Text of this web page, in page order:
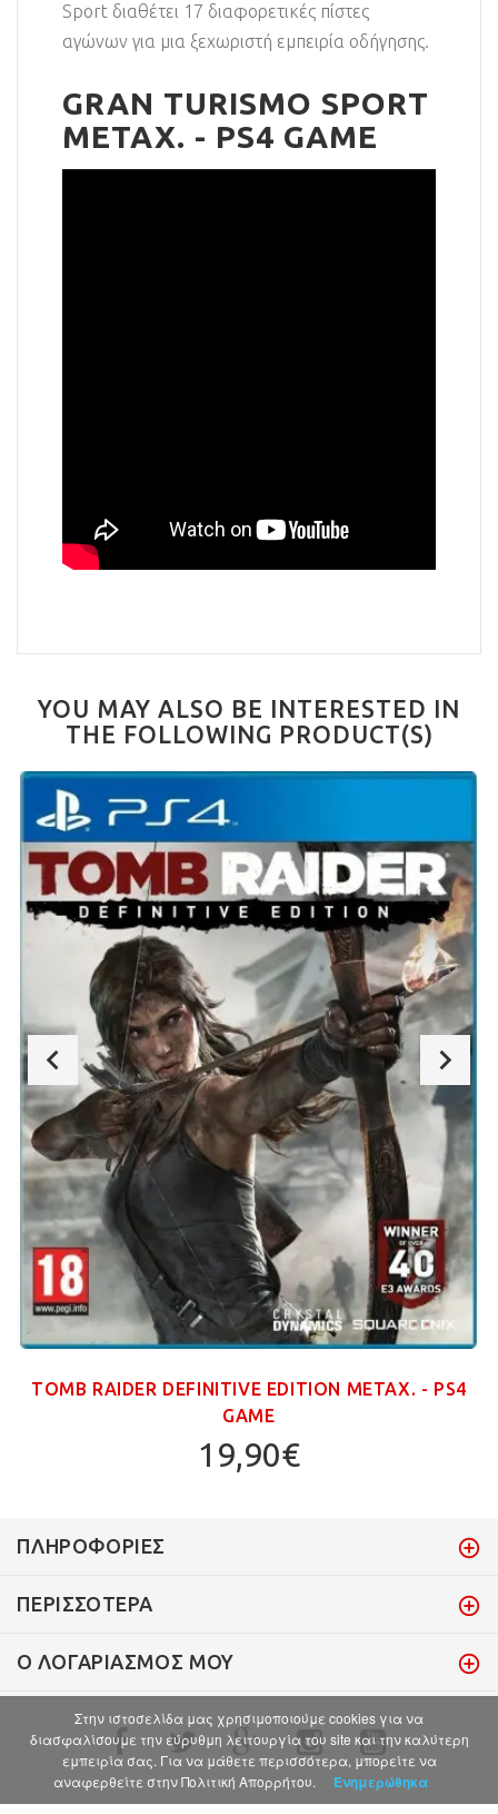
Sport διαθέτει 17 διαφορετικές πίστες
αγώνων για μια ξεχωριστή εμπειρία οδήγησης.
GRAN TURISMO SPORT
ΜΕΤΑΧ. - PS4 GAME
YOU MAY ALSO BE INTERESTED IN
THE FOLLOWING PRODUCT(S)
TOMB RAIDER DEFINITIVE EDITION ΜΕΤΑΧ. - PS4
GAME
19,90€
ΠΛΗΡΟΦΟΡΊΕΣ
ΠΕΡΙΣΣΌΤΕΡΑ
Ο ΛΟΓΑΡΙΑΣΜΌΣ ΜΟΥ
Στην ιστοσελίδα μας χρησιμοποιούμε cookies για να
διασφαλίσουμε την εύρυθμη λειτουργία του site και την καλύτερη
εμπειρία σας. Για να μάθετε περισσότερα, μπορείτε να
αναφερθείτε στην Πολιτική Απορρήτου.
Ενημερώθηκα